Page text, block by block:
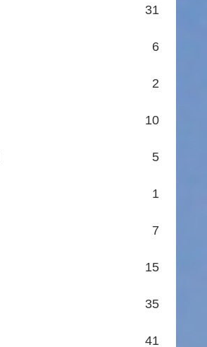
31
6
2
10
5
1
7
15
35
41